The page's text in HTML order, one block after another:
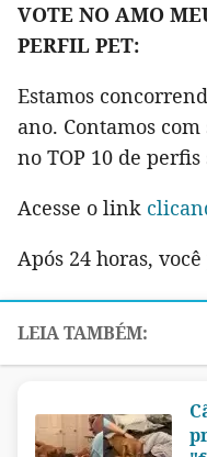
VOTE NO AMO
PERFIL PET:
Estamos
ano. Contamos
no TOP 10 de
Acesse o link
Após 24 horas,